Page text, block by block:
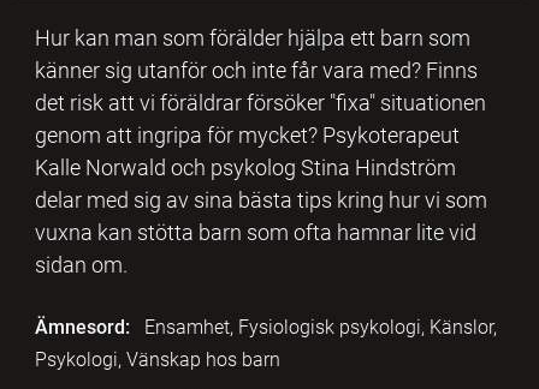
Hur kan man som förälder hjälpa ett barn som
känner sig utanför och inte får vara med? Finns
det risk att vi föräldrar försöker "fixa" situationen
genom att ingripa för mycket? Psykoterapeut
Kalle Norwald och psykolog Stina Hindström
delar med sig av sina bästa tips kring hur vi som
vuxna kan stötta barn som ofta hamnar lite vid
sidan om.
Ämnesord:
Ensamhet, Fysiologisk psykologi, Känslor,
Psykologi, Vänskap hos barn